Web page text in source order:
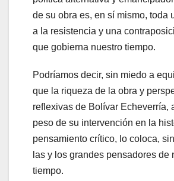
de su obra es, en sí mismo, toda
a la resistencia y una
que gobierna nuestro tiempo.
Podríamos decir, sin miedo a
que la riqueza de la obra y
reflexivas de Bolívar Echeverría,
peso de su intervención en la
pensamiento crítico, lo coloca,
las y los grandes pensadores de
tiempo.